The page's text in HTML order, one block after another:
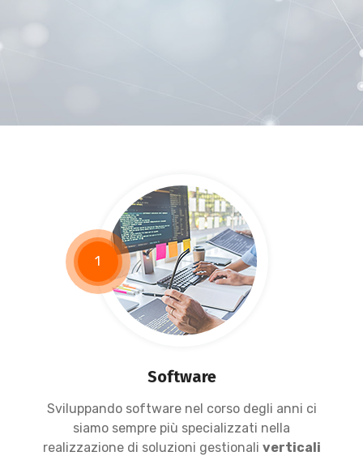
1
Software
Sviluppando software nel corso degli anni ci
siamo sempre più specializzati nella
realizzazione di soluzioni gestionali verticali